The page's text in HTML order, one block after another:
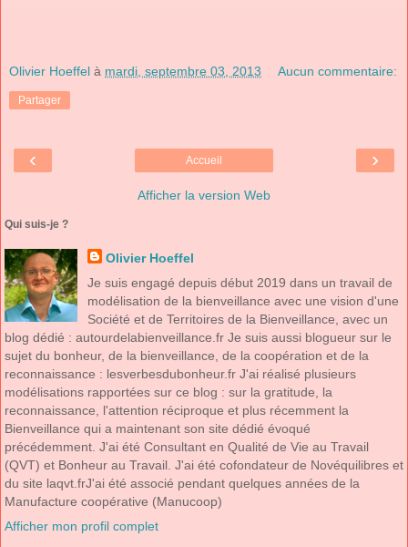
Olivier Hoeffel à mardi, septembre 03, 2013 Aucun commentaire:
Partager
‹ ›
Accueil
Afficher la version Web
Qui suis-je ?
Olivier Hoeffel
Je suis engagé depuis début 2019 dans un travail de
modélisation de la bienveillance avec une vision d'une
Société et de Territoires de la Bienveillance, avec un
blog dédié : autourdelabienveillance.fr Je suis aussi blogueur sur le
sujet du bonheur, de la bienveillance, de la coopération et de la
reconnaissance : lesverbesdubonheur.fr J'ai réalisé plusieurs
modélisations rapportées sur ce blog : sur la gratitude, la
reconnaissance, l'attention réciproque et plus récemment la
Bienveillance qui a maintenant son site dédié évoqué
précédemment. J'ai été Consultant en Qualité de Vie au Travail
(QVT) et Bonheur au Travail. J'ai été cofondateur de Novéquilibres et
du site laqvt.frJ'ai été associé pendant quelques années de la
Manufacture coopérative (Manucoop)
Afficher mon profil complet